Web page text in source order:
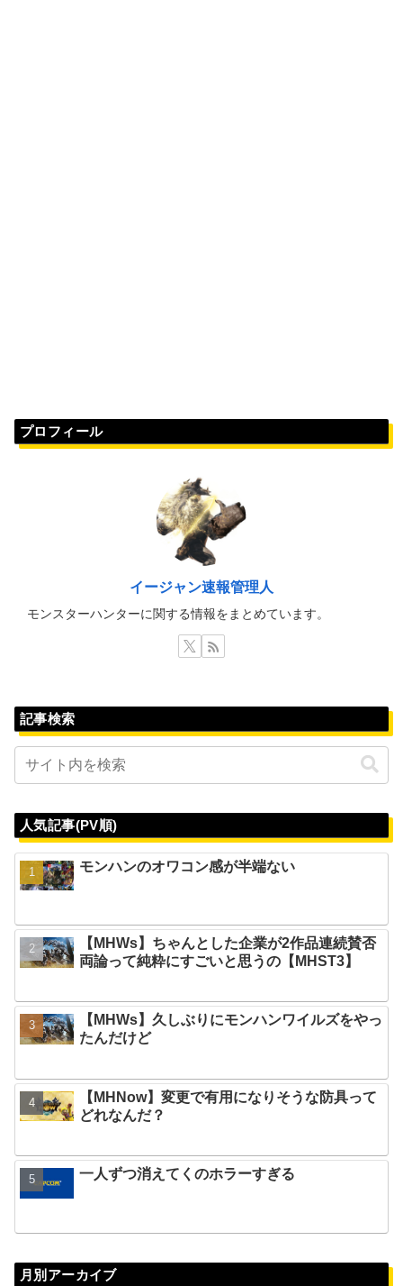
プロフィール
イージャン速報管理人
モンスターハンターに関する情報をまとめています。
記事検索
人気記事(PV順)
モンハンのオワコン感が半端ない
【MHWs】ちゃんとした企業が2作品連続賛否
両論って純粋にすごいと思うの【MHST3】
【MHWs】久しぶりにモンハンワイルズをやっ
たんだけど
【MHNow】変更で有用になりそうな防具って
どれなんだ？
一人ずつ消えてくのホラーすぎる
月別アーカイブ